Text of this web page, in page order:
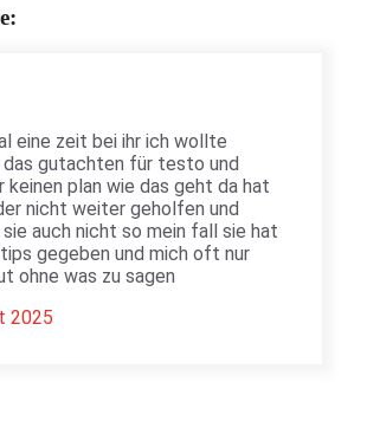
eine zeit bei ihr ich wollte
gutachten für testo und
keinen plan wie das geht da hat
nicht weiter geholfen und
auch nicht so mein fall sie hat
gegeben und mich oft nur
ohne was zu sagen
2025